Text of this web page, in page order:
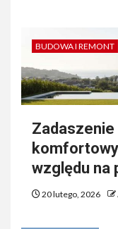
BUDOWA I REMONT
względu na
20 lutego, 2026